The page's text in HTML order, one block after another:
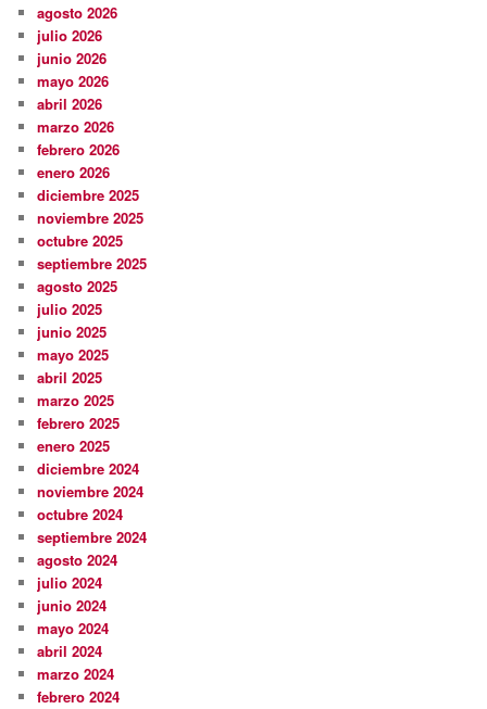
agosto 2026
julio 2026
junio 2026
mayo 2026
abril 2026
marzo 2026
febrero 2026
enero 2026
diciembre 2025
noviembre 2025
octubre 2025
septiembre 2025
agosto 2025
julio 2025
junio 2025
mayo 2025
abril 2025
marzo 2025
febrero 2025
enero 2025
diciembre 2024
noviembre 2024
octubre 2024
septiembre 2024
agosto 2024
julio 2024
junio 2024
mayo 2024
abril 2024
marzo 2024
febrero 2024